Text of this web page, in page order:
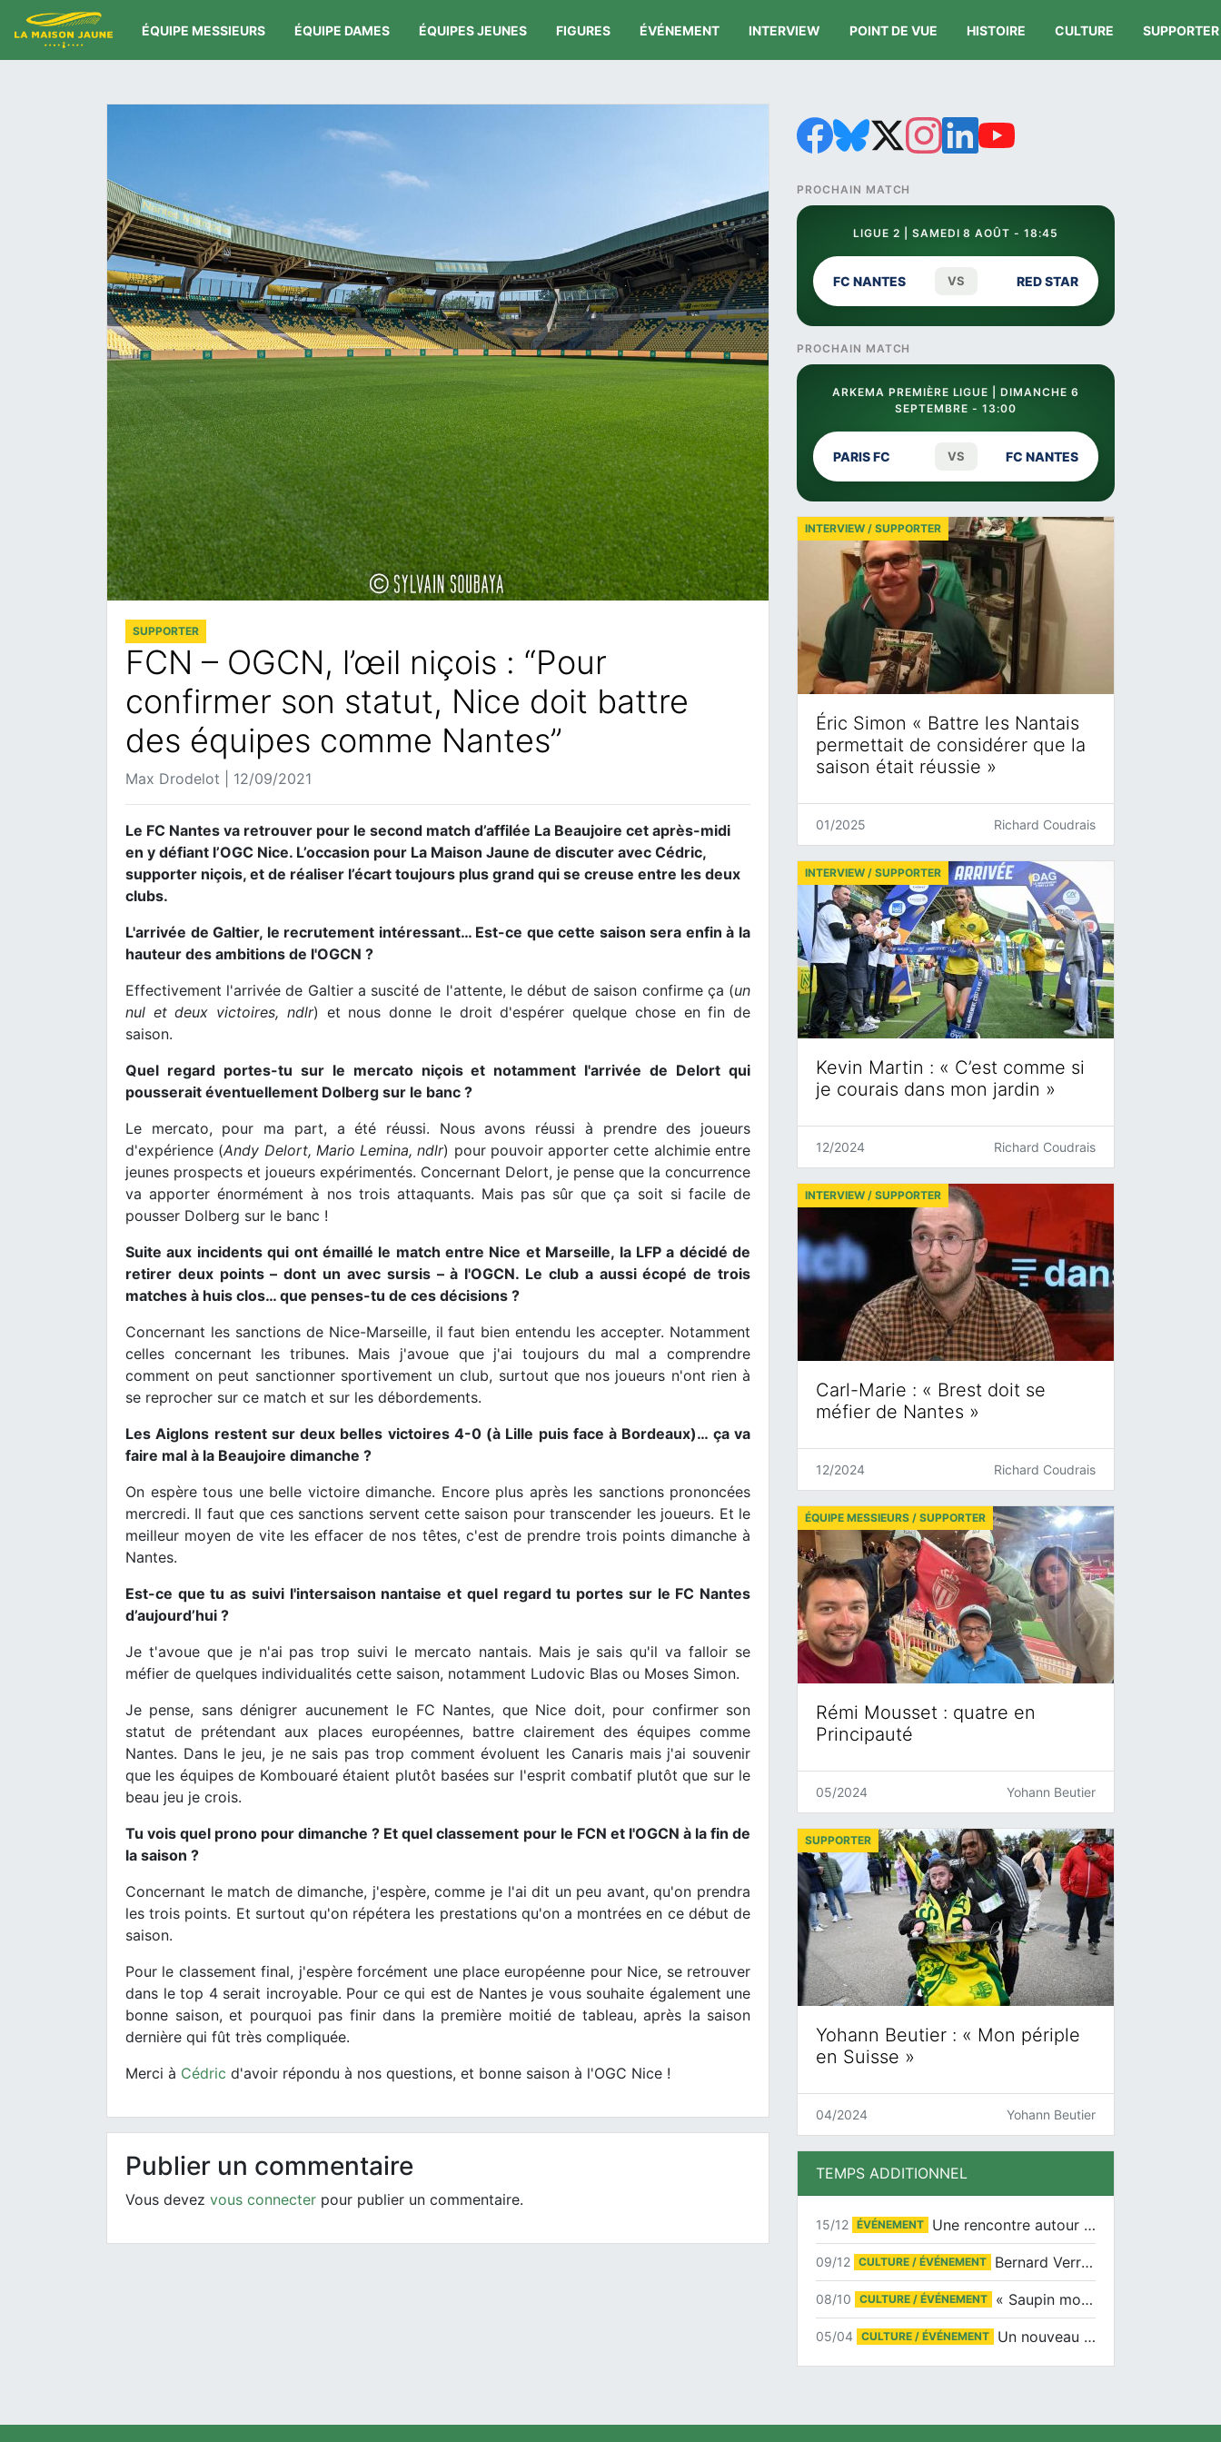
ÉQUIPE MESSIEURS ÉQUIPE DAMES ÉQUIPES JEUNES FIGURES ÉVÉNEMENT INTERVIEW POINT DE VUE HISTOIRE CULTURE SUPPORTER
SUPPORTER
FCN – OGCN, l’œil niçois : “Pour
confirmer son statut, Nice doit battre
des équipes comme Nantes”
Max Drodelot | 12/09/2021
Le FC Nantes va retrouver pour le second match d’affilée La Beaujoire cet après-midi
en y défiant l’OGC Nice. L’occasion pour La Maison Jaune de discuter avec Cédric,
supporter niçois, et de réaliser l’écart toujours plus grand qui se creuse entre les deux
clubs.
L'arrivée de Galtier, le recrutement intéressant… Est-ce que cette saison sera enfin à la
hauteur des ambitions de l'OGCN ?
Effectivement l'arrivée de Galtier a suscité de l'attente, le début de saison confirme ça (un
nul et deux victoires, ndlr) et nous donne le droit d'espérer quelque chose en fin de
saison.
Quel regard portes-tu sur le mercato niçois et notamment l'arrivée de Delort qui
pousserait éventuellement Dolberg sur le banc ?
Le mercato, pour ma part, a été réussi. Nous avons réussi à prendre des joueurs
d'expérience (Andy Delort, Mario Lemina, ndlr) pour pouvoir apporter cette alchimie entre
jeunes prospects et joueurs expérimentés. Concernant Delort, je pense que la concurrence
va apporter énormément à nos trois attaquants. Mais pas sûr que ça soit si facile de
pousser Dolberg sur le banc !
Suite aux incidents qui ont émaillé le match entre Nice et Marseille, la LFP a décidé de
retirer deux points – dont un avec sursis – à l'OGCN. Le club a aussi écopé de trois
matches à huis clos… que penses-tu de ces décisions ?
Concernant les sanctions de Nice-Marseille, il faut bien entendu les accepter. Notamment
celles concernant les tribunes. Mais j'avoue que j'ai toujours du mal a comprendre
comment on peut sanctionner sportivement un club, surtout que nos joueurs n'ont rien à
se reprocher sur ce match et sur les débordements.
Les Aiglons restent sur deux belles victoires 4-0 (à Lille puis face à Bordeaux)… ça va
faire mal à la Beaujoire dimanche ?
On espère tous une belle victoire dimanche. Encore plus après les sanctions prononcées
mercredi. Il faut que ces sanctions servent cette saison pour transcender les joueurs. Et le
meilleur moyen de vite les effacer de nos têtes, c'est de prendre trois points dimanche à
Nantes.
Est-ce que tu as suivi l'intersaison nantaise et quel regard tu portes sur le FC Nantes
d’aujourd’hui ?
Je t'avoue que je n'ai pas trop suivi le mercato nantais. Mais je sais qu'il va falloir se
méfier de quelques individualités cette saison, notamment Ludovic Blas ou Moses Simon.
Je pense, sans dénigrer aucunement le FC Nantes, que Nice doit, pour confirmer son
statut de prétendant aux places européennes, battre clairement des équipes comme
Nantes. Dans le jeu, je ne sais pas trop comment évoluent les Canaris mais j'ai souvenir
que les équipes de Kombouaré étaient plutôt basées sur l'esprit combatif plutôt que sur le
beau jeu je crois.
Tu vois quel prono pour dimanche ? Et quel classement pour le FCN et l'OGCN à la fin de
la saison ?
Concernant le match de dimanche, j'espère, comme je l'ai dit un peu avant, qu'on prendra
les trois points. Et surtout qu'on répétera les prestations qu'on a montrées en ce début de
saison.
Pour le classement final, j'espère forcément une place européenne pour Nice, se retrouver
dans le top 4 serait incroyable. Pour ce qui est de Nantes je vous souhaite également une
bonne saison, et pourquoi pas finir dans la première moitié de tableau, après la saison
dernière qui fût très compliquée.
Merci à Cédric d'avoir répondu à nos questions, et bonne saison à l'OGC Nice !
Publier un commentaire
Vous devez vous connecter pour publier un commentaire.
PROCHAIN MATCH
LIGUE 2 | SAMEDI 8 AOÛT - 18:45
FC NANTES VS RED STAR
PROCHAIN MATCH
ARKEMA PREMIÈRE LIGUE | DIMANCHE 6
SEPTEMBRE - 13:00
PARIS FC VS FC NANTES
Éric Simon « Battre les Nantais
permettait de considérer que la
saison était réussie »
INTERVIEW / SUPPORTER
01/2025 Richard Coudrais
Kevin Martin : « C’est comme si
je courais dans mon jardin »
INTERVIEW / SUPPORTER
12/2024 Richard Coudrais
Carl-Marie : « Brest doit se
méfier de Nantes »
INTERVIEW / SUPPORTER
12/2024 Richard Coudrais
Rémi Mousset : quatre en
Principauté
ÉQUIPE MESSIEURS / SUPPORTER
05/2024 Yohann Beutier
Yohann Beutier : « Mon périple
en Suisse »
SUPPORTER
04/2024 Yohann Beutier
TEMPS ADDITIONNEL
15/12 ÉVÉNEMENT Une rencontre autour de Jean-Claude Suaudeau
09/12 CULTURE / ÉVÉNEMENT Bernard Verret en dédicaces le samedi 13 décembre à l’Espace Culturel Atlantis
08/10 CULTURE / ÉVÉNEMENT « Saupin mon amour » au salon du livre de Trentemoult
05/04 CULTURE / ÉVÉNEMENT Un nouveau tirage pour le Docu-BD